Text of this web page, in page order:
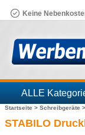
Keine
ALLE
Branchen
Startseite > Schreibgeräte >
STABILO